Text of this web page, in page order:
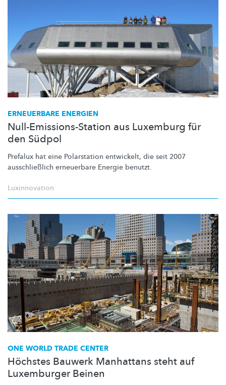
ERNEUERBARE ENERGIEN
Null-Emissions-Station aus Luxemburg für
den Südpol
Prefalux hat eine Polarstation entwickelt, die seit 2007
ausschließlich erneuerbare Energie benutzt.
Luxinnovation
ONE WORLD TRADE CENTER
Höchstes Bauwerk Manhattans steht auf
Luxemburger Beinen